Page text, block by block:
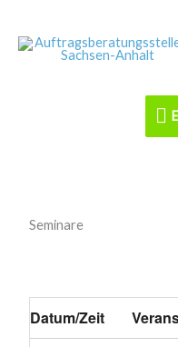
Inhalt
Seminare
Datum/Zeit